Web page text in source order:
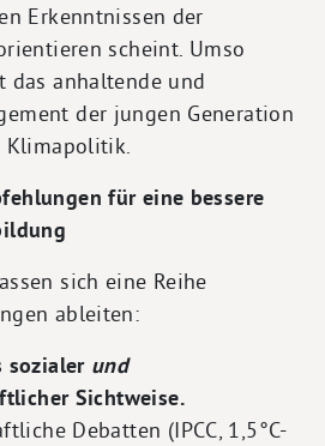
Erkenntnissen der
scheint. Umso
das anhaltende und
der jungen Generation
Klimapolitik.
für eine bessere
sich eine Reihe
ableiten:
sozialer und
Sichtweise.
Debatten (IPCC, 1,5°C-